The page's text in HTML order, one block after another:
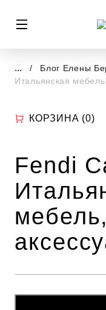
... Блог Елены
Итальянская
КОРЗИНА (0)
Fendi